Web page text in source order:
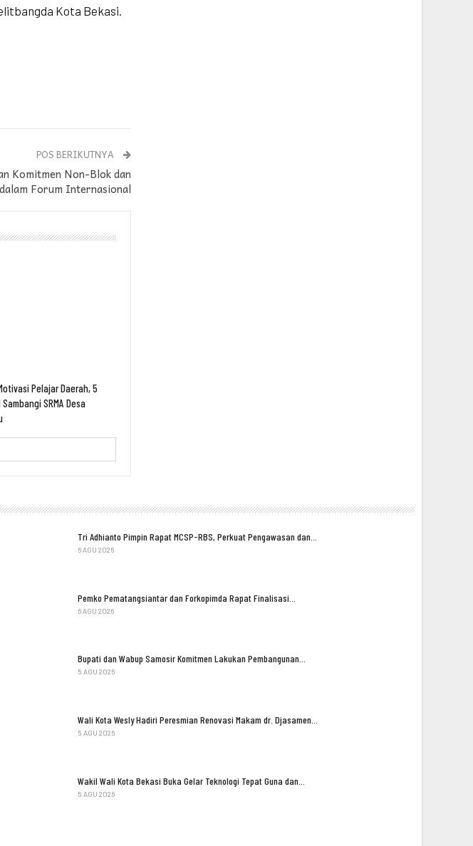
Kota Bekasi.
POS BERIKUTNYA
Komitmen Non-Blok dan
Forum Internasional
Pelajar Daerah, 5
SRMA Desa
Tri Adhianto Pimpin Rapat MCSP-RBS, Perkuat Pengawasan dan…
6 AGU 2026
Pemko Pematangsiantar dan Forkopimda Rapat Finalisasi…
6 AGU 2026
Bupati dan Wabup Samosir Komitmen Lakukan Pembangunan…
5 AGU 2026
Wali Kota Wesly Hadiri Peresmian Renovasi Makam dr. Djasamen…
5 AGU 2026
Wakil Wali Kota Bekasi Buka Gelar Teknologi Tepat Guna dan…
5 AGU 2026